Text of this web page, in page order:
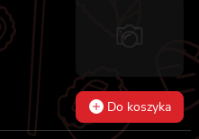
Do koszyka